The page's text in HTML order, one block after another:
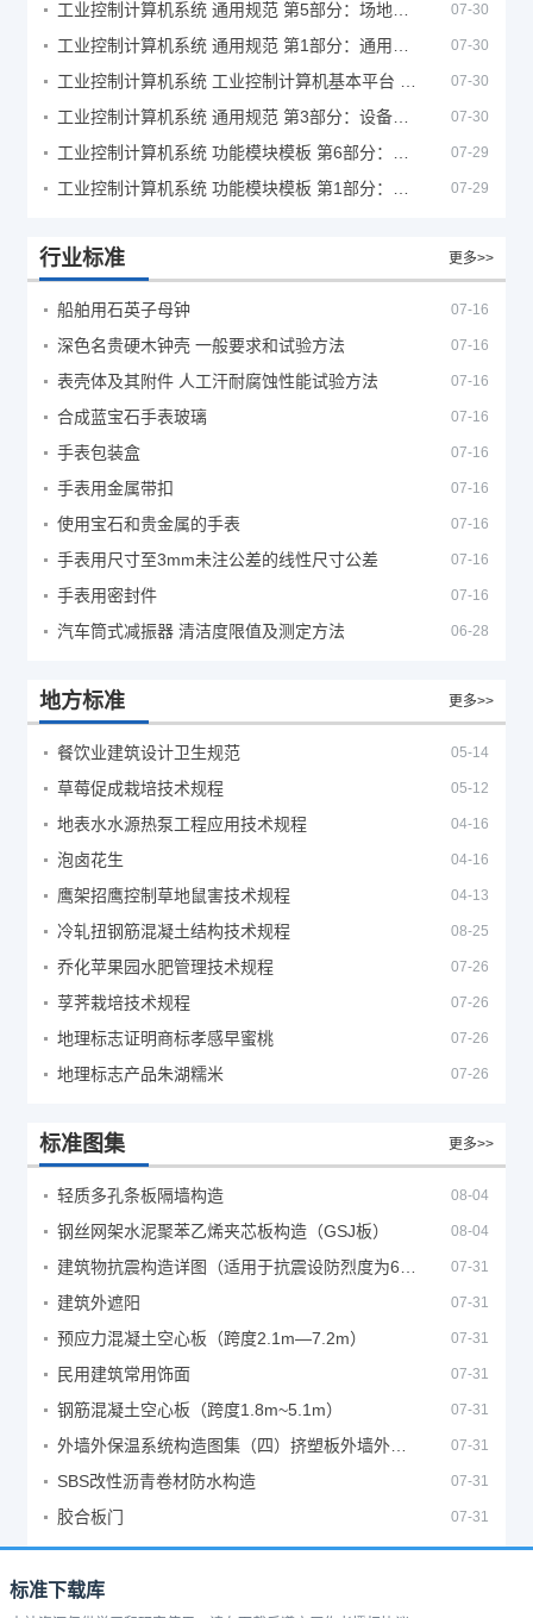
07-30
07-30
07-30
07-30
07-29
07-29
行业标准 更多>>
船舶用石英子母钟 07-16
深色名贵硬木钟壳 一般要求和试验方法 07-16
表壳体及其附件 人工汗耐腐蚀性能试验方法 07-16
合成蓝宝石手表玻璃 07-16
手表包装盒 07-16
手表用金属带扣 07-16
使用宝石和贵金属的手表 07-16
手表用尺寸至3mm未注公差的线性尺寸公差 07-16
手表用密封件 07-16
汽车筒式减振器 清洁度限值及测定方法 06-28
地方标准 更多>>
餐饮业建筑设计卫生规范 05-14
草莓促成栽培技术规程 05-12
地表水水源热泵工程应用技术规程 04-16
泡卤花生 04-16
鹰架招鹰控制草地鼠害技术规程 04-13
冷轧扭钢筋混凝土结构技术规程 08-25
乔化苹果园水肥管理技术规程 07-26
莩荠栽培技术规程 07-26
地理标志证明商标孝感早蜜桃 07-26
地理标志产品朱湖糯米 07-26
标准图集 更多>>
轻质多孔条板隔墙构造 08-04
钢丝网架水泥聚苯乙烯夹芯板构造（GSJ板） 08-04
07-31
建筑外遮阳 07-31
预应力混凝土空心板（跨度2.1m—7.2m） 07-31
民用建筑常用饰面 07-31
钢筋混凝土空心板（跨度1.8m~5.1m） 07-31
07-31
SBS改性沥青卷材防水构造 07-31
胶合板门 07-31
标准下载库